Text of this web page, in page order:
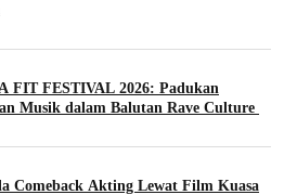
FIT FESTIVAL 2026: Padukan
Musik dalam Balutan Rave Culture
Comeback Akting Lewat Film Kuasa